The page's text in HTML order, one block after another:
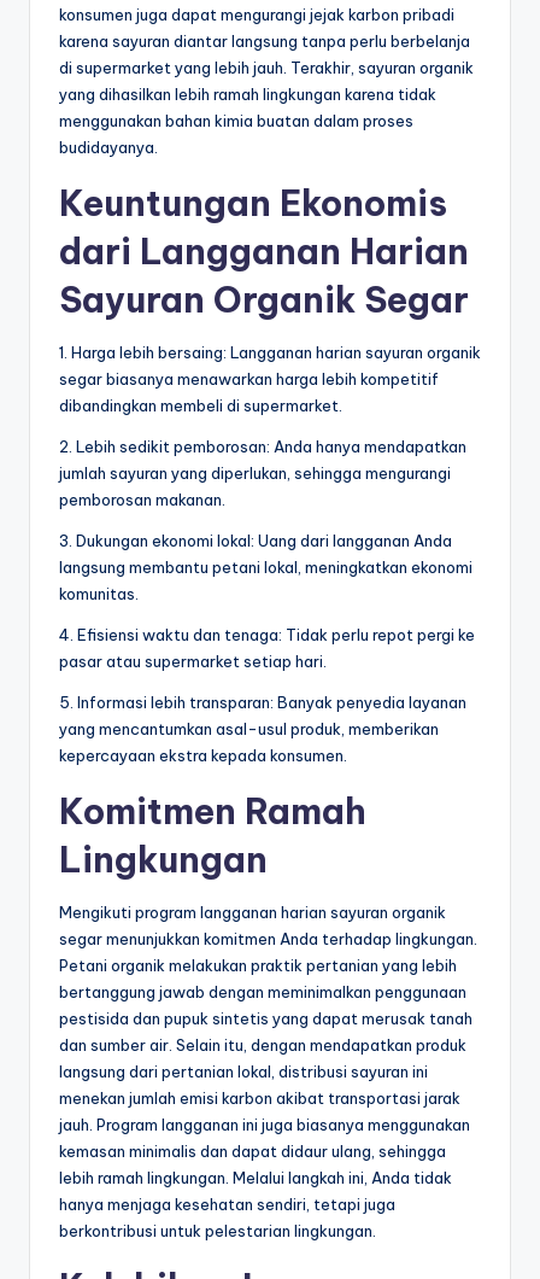
konsumen juga dapat mengurangi jejak karbon pribadi
karena sayuran diantar langsung tanpa perlu berbelanja
di supermarket yang lebih jauh. Terakhir, sayuran organik
yang dihasilkan lebih ramah lingkungan karena tidak
menggunakan bahan kimia buatan dalam proses
budidayanya.
Keuntungan Ekonomis
dari Langganan Harian
Sayuran Organik Segar
1. Harga lebih bersaing: Langganan harian sayuran organik
segar biasanya menawarkan harga lebih kompetitif
dibandingkan membeli di supermarket.
2. Lebih sedikit pemborosan: Anda hanya mendapatkan
jumlah sayuran yang diperlukan, sehingga mengurangi
pemborosan makanan.
3. Dukungan ekonomi lokal: Uang dari langganan Anda
langsung membantu petani lokal, meningkatkan ekonomi
komunitas.
4. Efisiensi waktu dan tenaga: Tidak perlu repot pergi ke
pasar atau supermarket setiap hari.
5. Informasi lebih transparan: Banyak penyedia layanan
yang mencantumkan asal-usul produk, memberikan
kepercayaan ekstra kepada konsumen.
Komitmen Ramah
Lingkungan
Mengikuti program langganan harian sayuran organik
segar menunjukkan komitmen Anda terhadap lingkungan.
Petani organik melakukan praktik pertanian yang lebih
bertanggung jawab dengan meminimalkan penggunaan
pestisida dan pupuk sintetis yang dapat merusak tanah
dan sumber air. Selain itu, dengan mendapatkan produk
langsung dari pertanian lokal, distribusi sayuran ini
menekan jumlah emisi karbon akibat transportasi jarak
jauh. Program langganan ini juga biasanya menggunakan
kemasan minimalis dan dapat didaur ulang, sehingga
lebih ramah lingkungan. Melalui langkah ini, Anda tidak
hanya menjaga kesehatan sendiri, tetapi juga
berkontribusi untuk pelestarian lingkungan.